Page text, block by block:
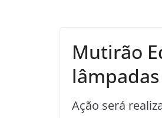
Mutirão
Ação será